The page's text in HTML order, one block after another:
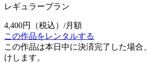
レギュラープラン
4,400円
（税込）/月額
この作品をレンタルする
この作品は本日中に決済完了した場合、
けします。